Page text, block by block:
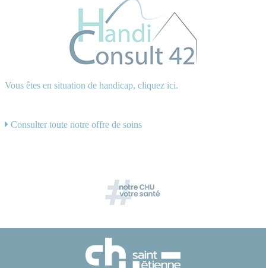
Vous êtes en situation de handicap, cliquez ici.
Consulter toute notre offre de soins